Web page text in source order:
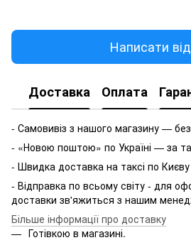
Написати
Доставка Оплата
- Самовивіз з нашого магазину —
- «Новою поштою» по Україні — за
- Швидка доставка на таксі по
- Відправка по всьому світу - для
доставки зв'яжиться з нашим
Більше інформації про доставку
Готівкою в магазині.